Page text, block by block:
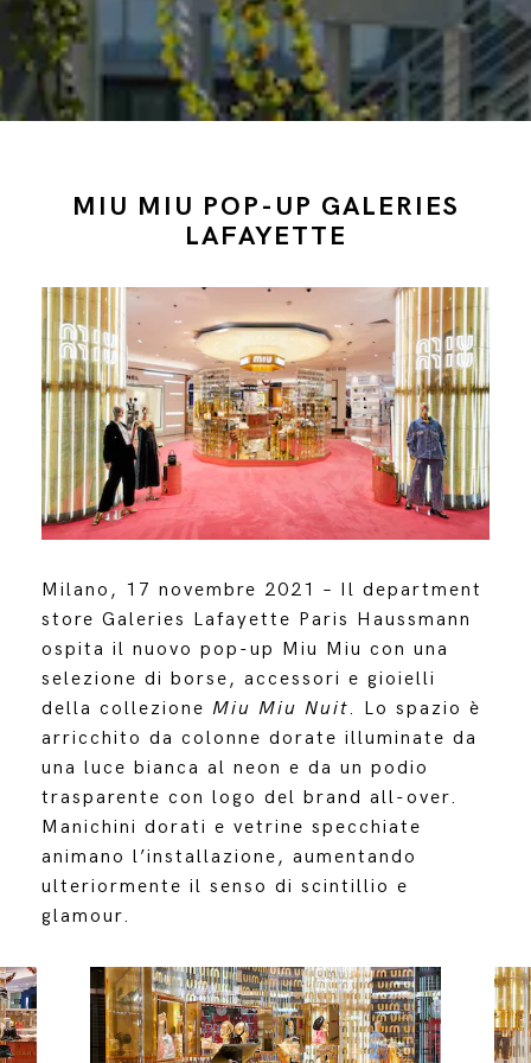
MIU MIU POP-UP GALERIES
LAFAYETTE
Milano, 17 novembre 2021 – Il department
store Galeries Lafayette Paris Haussmann
ospita il nuovo pop-up Miu Miu con una
selezione di borse, accessori e gioielli
della collezione Miu Miu Nuit. Lo spazio è
arricchito da colonne dorate illuminate da
una luce bianca al neon e da un podio
trasparente con logo del brand all-over.
Manichini dorati e vetrine specchiate
animano l’installazione, aumentando
ulteriormente il senso di scintillio e
glamour.